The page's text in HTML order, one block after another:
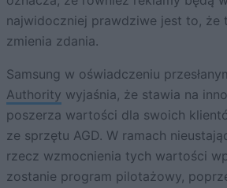
najwidoczniej prawdziwe jest to, że
zmienia zdania.
Samsung w oświadczeniu
Authority wyjaśnia, że stawia na
poszerza wartości dla swoich
ze sprzętu AGD. W ramach
rzecz wzmocnienia tych wartości
zostanie program pilotażowy,